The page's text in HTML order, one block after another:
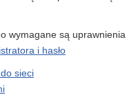
wymagane są uprawnienia
i hasło
sieci